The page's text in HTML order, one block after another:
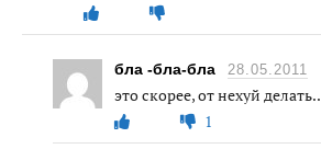
бла -бла-бла 28.05.2011
это скорее, от нехуй делать..
1